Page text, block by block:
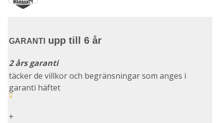
GARANTI upp till 6 år
2 års garanti
täcker de villkor och begränsningar som anges i
garanti häftet
+